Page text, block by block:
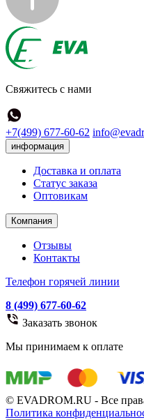
Свяжитесь с нами
+7(499) 677-60-62
информация
Доставка и оплата
Статус заказа
Оптовикам
Компания
Отзывы
Контакты
Телефон горячей линии
8 (499) 677-60-62
Заказать звонок
Мы принимаем к оплате
© EVADROM.RU - Все
Политика